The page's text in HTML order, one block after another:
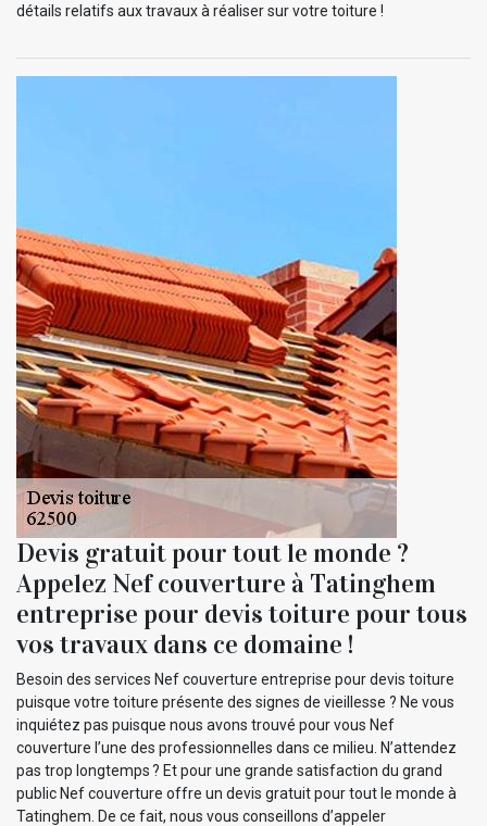
détails relatifs aux travaux à réaliser sur votre toiture !
Devis gratuit pour tout le monde ?
Appelez Nef couverture à Tatinghem
entreprise pour devis toiture pour tous
vos travaux dans ce domaine !
Besoin des services Nef couverture entreprise pour devis toiture
puisque votre toiture présente des signes de vieillesse ? Ne vous
inquiétez pas puisque nous avons trouvé pour vous Nef
couverture l’une des professionnelles dans ce milieu. N’attendez
pas trop longtemps ? Et pour une grande satisfaction du grand
public Nef couverture offre un devis gratuit pour tout le monde à
Tatinghem. De ce fait, nous vous conseillons d’appeler